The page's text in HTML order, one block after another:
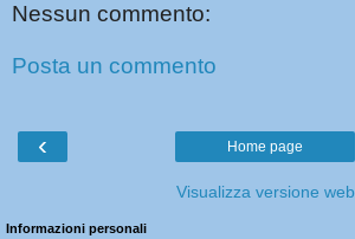
Nessun commento:
Posta un commento
‹ Home page
Visualizza versione web
Informazioni personali